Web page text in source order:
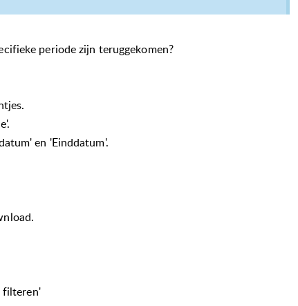
periode zijn teruggekomen?
en 'Einddatum'.
filteren'